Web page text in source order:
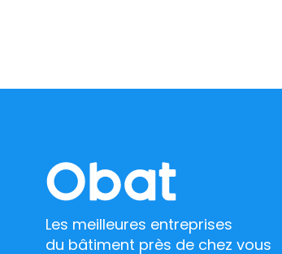
Les meilleures entreprises
du bâtiment près de chez vous